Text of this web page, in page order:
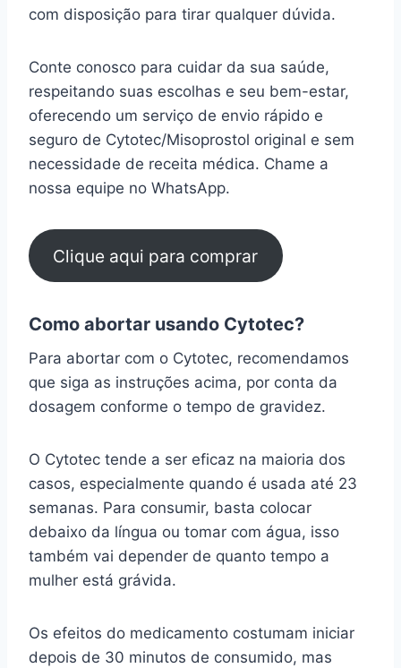
com disposição para tirar qualquer dúvida.
Conte conosco para cuidar da sua saúde,
respeitando suas escolhas e seu bem-estar,
oferecendo um serviço de envio rápido e
seguro de Cytotec/Misoprostol original e sem
necessidade de receita médica. Chame a
nossa equipe no WhatsApp.
Clique aqui para comprar
Como abortar usando Cytotec?
Para abortar com o Cytotec, recomendamos
que siga as instruções acima, por conta da
dosagem conforme o tempo de gravidez.
O Cytotec tende a ser eficaz na maioria dos
casos, especialmente quando é usada até 23
semanas. Para consumir, basta colocar
debaixo da língua ou tomar com água, isso
também vai depender de quanto tempo a
mulher está grávida.
Os efeitos do medicamento costumam iniciar
depois de 30 minutos de consumido, mas